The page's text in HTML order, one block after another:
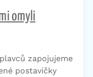
omyli
zapojujeme
postavičky